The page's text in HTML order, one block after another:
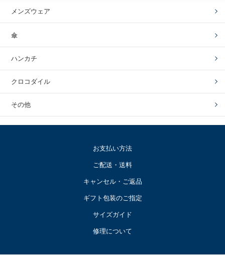
メンズウェア
傘
ハンカチ
クロコダイル
その他
お支払い方法
ご配送・送料
キャンセル・ご返品
ギフト包装のご指定
サイズガイド
修理について